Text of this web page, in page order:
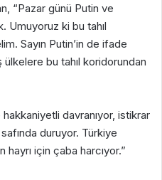
“Pazar günü Putin ve
Umuyoruz ki bu tahıl
Sayın Putin’in de ifade
bu tahıl koridorundan
davranıyor, istikrar
duruyor. Türkiye
hayrı için çaba harcıyor.”